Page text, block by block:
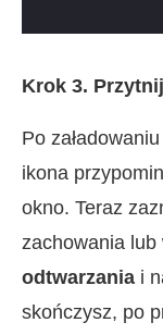
Krok 3.
Po
ikona
okno. Teraz
zachowania
odtwarzania i
skończysz, po